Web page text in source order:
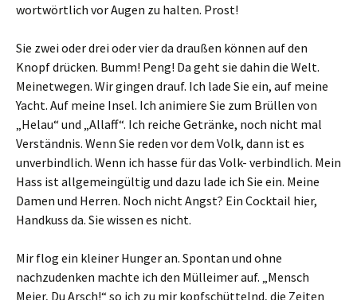
wortwörtlich vor Augen zu halten. Prost!
Sie zwei oder drei oder vier da draußen können auf den
Knopf drücken. Bumm! Peng! Da geht sie dahin die Welt.
Meinetwegen. Wir gingen drauf. Ich lade Sie ein, auf meine
Yacht. Auf meine Insel. Ich animiere Sie zum Brüllen von
„Helau“ und „Allaff“. Ich reiche Getränke, noch nicht mal
Verständnis. Wenn Sie reden vor dem Volk, dann ist es
unverbindlich. Wenn ich hasse für das Volk- verbindlich. Mein
Hass ist allgemeingültig und dazu lade ich Sie ein. Meine
Damen und Herren. Noch nicht Angst? Ein Cocktail hier,
Handkuss da. Sie wissen es nicht.
Mir flog ein kleiner Hunger an. Spontan und ohne
nachzudenken machte ich den Mülleimer auf. „Mensch
Meier, Du Arsch!“ so ich zu mir kopfschüttelnd, die Zeiten